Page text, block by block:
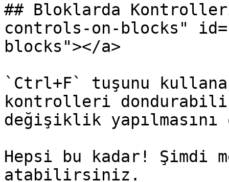
## Bloklarda
controls-on-blocks"
blocks"></a>
`Ctrl+F` tuşunu
kontrolleri
değişiklik
Hepsi bu kadar! Şimdi